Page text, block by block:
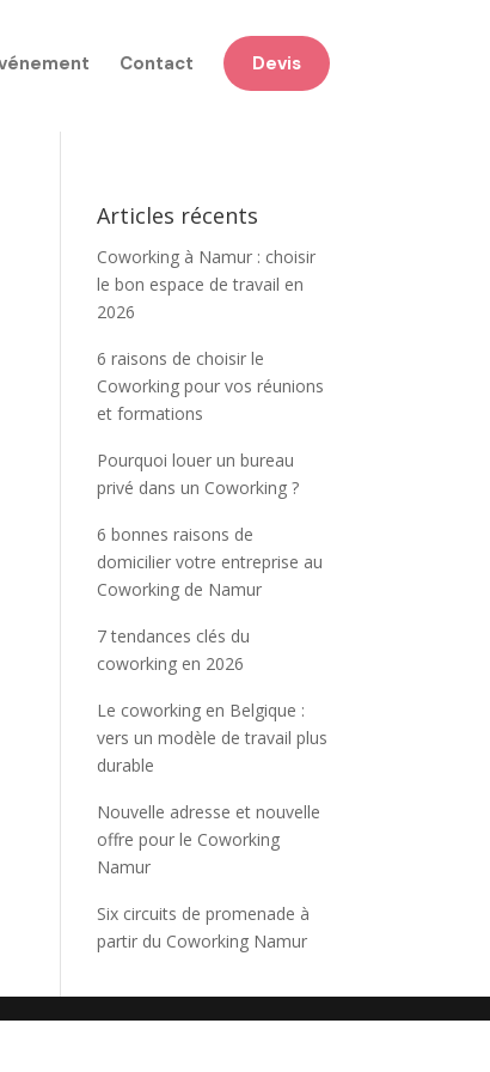
Contact Devis
Articles récents
Coworking à Namur : choisir
le bon espace de travail en
2026
6 raisons de choisir le
Coworking pour vos réunions
et formations
Pourquoi louer un bureau
privé dans un Coworking ?
6 bonnes raisons de
domicilier votre entreprise au
Coworking de Namur
7 tendances clés du
coworking en 2026
Le coworking en Belgique :
vers un modèle de travail plus
durable
Nouvelle adresse et nouvelle
offre pour le Coworking
Namur
Six circuits de promenade à
partir du Coworking Namur